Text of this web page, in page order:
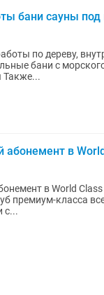
бани сауны под
Бани , Сауны, и т.д Шлифовка домов
бани с
Качество и гарантия Также...
в
в World
премиум-класса
с...